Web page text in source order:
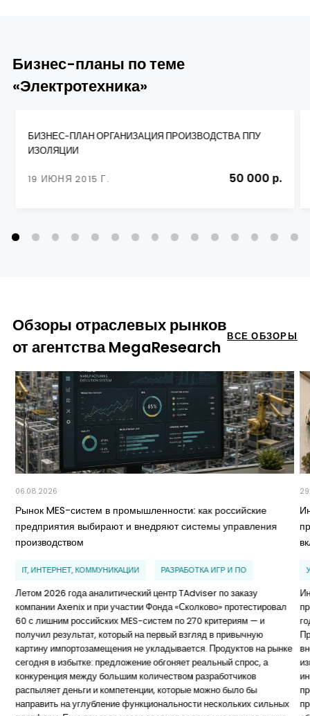
Бизнес-планы по теме
«Электротехника»
БИЗНЕС-ПЛАН ОРГАНИЗАЦИЯ ПРОИЗВОДСТВА ППУ
ИЗОЛЯЦИИ
19 ИЮНЯ 2015 Г. 50 000 р.
Обзоры отраслевых рынков
от агентства MegaResearch
ВСЕ ОБЗОРЫ
06.08.2026
Рынок MES-систем в промышленности: как российские
предприятия выбирают и внедряют системы управления
производством
IT, ИНТЕРНЕТ, КОММУНИКАЦИИ РАЗРАБОТКА ИГР И ПО
Летом 2026 года аналитический центр TAdviser по заказу
компании Axenix и при участии Фонда «Сколково» протестировал
60 с лишним российских MES-систем по 270 критериям — и
получил результат, который на первый взгляд в привычную
картину импортозамещения не укладывается. Продуктов на рынке
сегодня в избытке: предложение обгоняет реальный спрос, а
конкуренция между большим количеством разработчиков
распыляет деньги и компетенции, которые можно было бы
направить на углубление функциональности нескольких сильных